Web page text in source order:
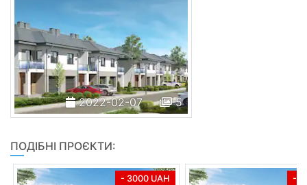
2022-02-07 5
ПОДІБНІ ПРОЄКТИ:
- 3000 UAH -